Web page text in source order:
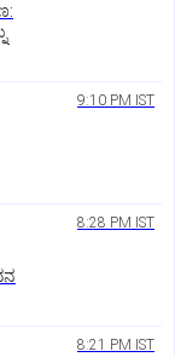
9:10 PM IST
8:28 PM IST
8:21 PM IST